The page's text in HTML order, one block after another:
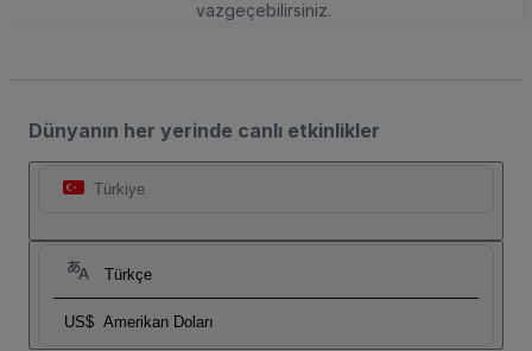
vazgeçebilirsiniz.
Dünyanın her yerinde canlı etkinlikler
Türkiye
Türkçe
US$ Amerikan Doları